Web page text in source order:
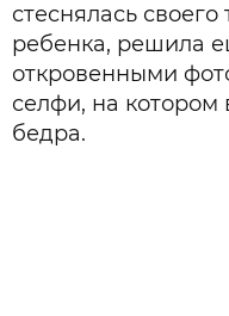
стеснялась
ребенка, решила
откровенными
селфи, на котором
бедра.